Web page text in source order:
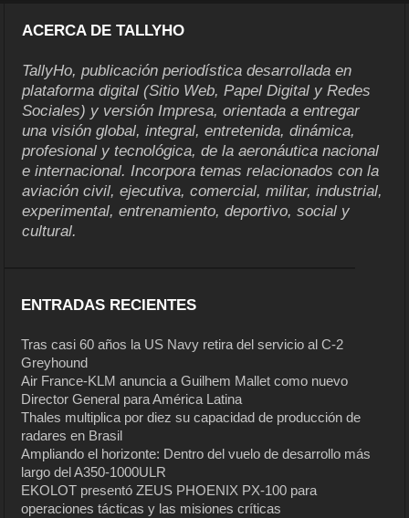
ACERCA DE TALLYHO
TallyHo, publicación periodística desarrollada en
plataforma digital (Sitio Web, Papel Digital y Redes
Sociales) y versión Impresa, orientada a entregar
una visión global, integral, entretenida, dinámica,
profesional y tecnológica, de la aeronáutica nacional
e internacional. Incorpora temas relacionados con la
aviación civil, ejecutiva, comercial, militar, industrial,
experimental, entrenamiento, deportivo, social y
cultural.
ENTRADAS RECIENTES
Tras casi 60 años la US Navy retira del servicio al C-2
Greyhound
Air France-KLM anuncia a Guilhem Mallet como nuevo
Director General para América Latina
Thales multiplica por diez su capacidad de producción de
radares en Brasil
Ampliando el horizonte: Dentro del vuelo de desarrollo más
largo del A350-1000ULR
EKOLOT presentó ZEUS PHOENIX PX-100 para
operaciones tácticas y las misiones críticas